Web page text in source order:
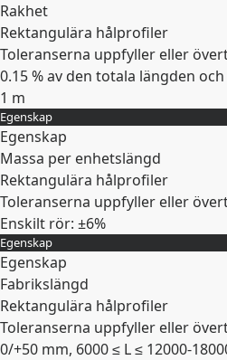
Rakhet
Rektangulära hålprofiler
Toleranserna uppfyller eller
0.15 % av den totala längden
1 m
Expandera
Egenskap
Egenskap
Massa per enhetslängd
Rektangulära hålprofiler
Toleranserna uppfyller eller
Enskilt rör: ±6%
Expandera
Egenskap
Egenskap
Fabrikslängd
Rektangulära hålprofiler
Toleranserna uppfyller eller
0/+50 mm, 6000 ≤ L ≤ 12000-